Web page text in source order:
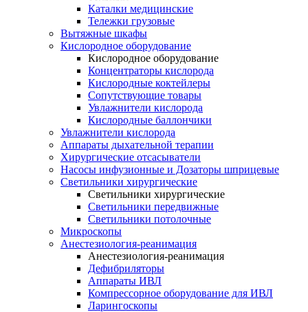
Каталки медицинские
Тележки грузовые
Вытяжные шкафы
Кислородное оборудование
Кислородное оборудование
Концентраторы кислорода
Кислородные коктейлеры
Сопутствующие товары
Увлажнители кислорода
Кислородные баллончики
Увлажнители кислорода
Аппараты дыхательной терапии
Хирургические отсасыватели
Насосы инфузионные и Дозаторы шприцевые
Светильники хирургические
Светильники хирургические
Светильники передвижные
Светильники потолочные
Микроскопы
Анестезиология-реанимация
Анестезиология-реанимация
Дефибриляторы
Аппараты ИВЛ
Компрессорное оборудование для ИВЛ
Ларингоскопы